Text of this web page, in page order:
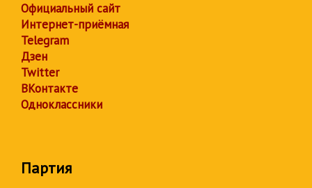
Официальный сайт
Интернет-приёмная
Telegram
Дзен
Twitter
ВКонтакте
Одноклассники
Партия